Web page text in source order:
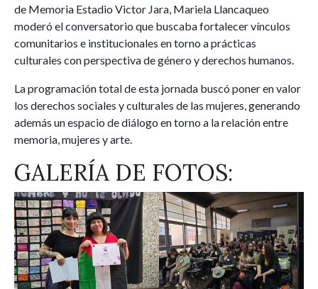
de Memoria Estadio Victor Jara, Mariela Llancaqueo
moderó el conversatorio que buscaba fortalecer vínculos
comunitarios e institucionales en torno a prácticas
culturales con perspectiva de género y derechos humanos.
La programación total de esta jornada buscó poner en valor
los derechos sociales y culturales de las mujeres, generando
además un espacio de diálogo en torno a la relación entre
memoria, mujeres y arte.
GALERÍA DE FOTOS: